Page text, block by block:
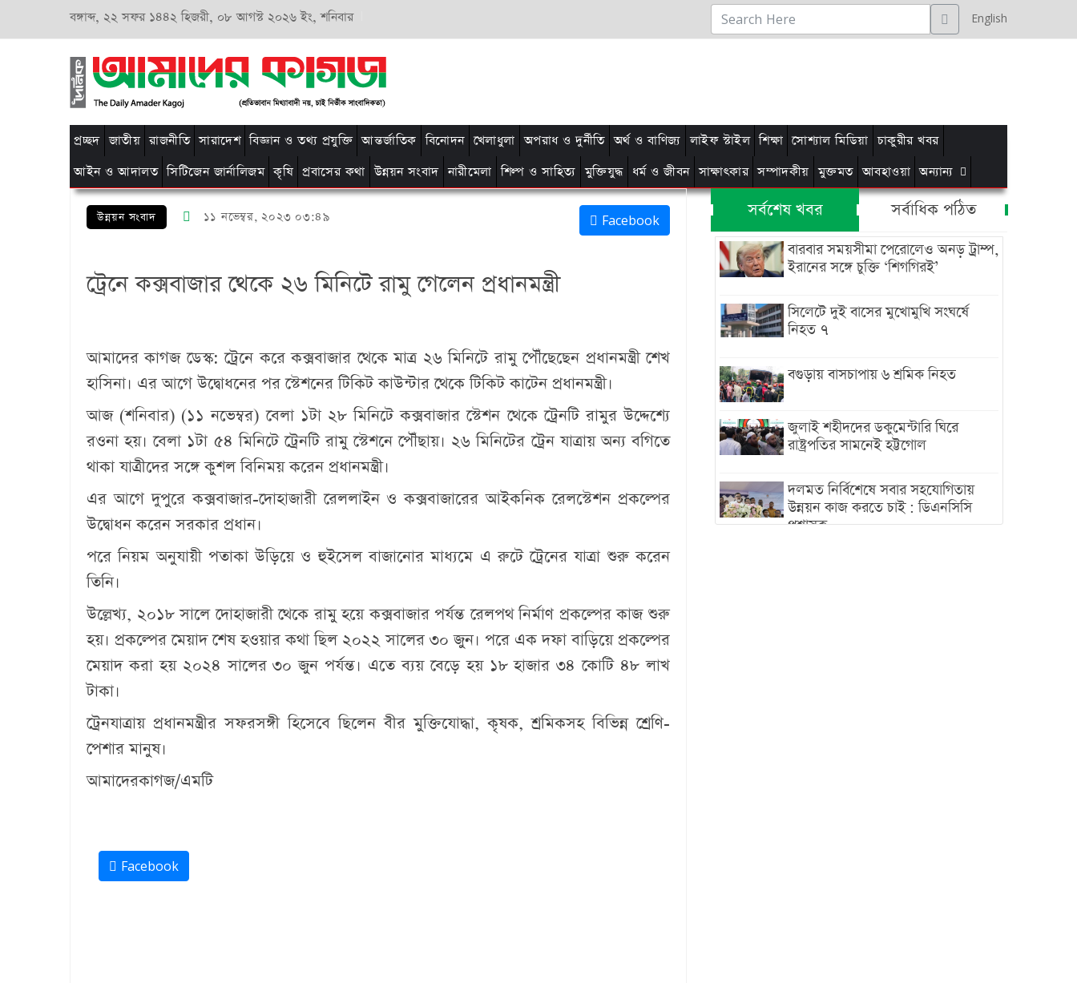
বঙ্গাব্দ, ২২ সফর ১৪৪২ হিজরী, ০৮ আগস্ট ২০২৬ ইং, শনিবার English
প্রচ্ছদ জাতীয় রাজনীতি সারাদেশ বিজ্ঞান ও তথ্য প্রযুক্তি আন্তর্জাতিক বিনোদন খেলাধুলা অপরাধ ও দুর্নীতি অর্থ ও বাণিজ্য লাইফ স্টাইল শিক্ষা সোশ্যাল মিডিয়া চাকুরীর খবর
আইন ও আদালত সিটিজেন জার্নালিজম কৃষি প্রবাসের কথা উন্নয়ন সংবাদ নারীমেলা শিল্প ও সাহিত্য মুক্তিযুদ্ধ ধর্ম ও জীবন সাক্ষাৎকার সম্পাদকীয় মুক্তমত আবহাওয়া অন্যান্য
উন্নয়ন সংবাদ ১১ নভেম্বর, ২০২৩ ০৩:৪৯ Facebook
ট্রেনে কক্সবাজার থেকে ২৬ মিনিটে রামু গেলেন প্রধানমন্ত্রী
আমাদের কাগজ ডেস্ক:ট্রেনে করে কক্সবাজার থেকে মাত্র ২৬ মিনিটে রামু পৌঁছেছেন প্রধানমন্ত্রী শেখ
হাসিনা। এর আগে উদ্বোধনের পর স্টেশনের টিকিট কাউন্টার থেকে টিকিট কাটেন প্রধানমন্ত্রী।
আজ (শনিবার) (১১ নভেম্বর) বেলা ১টা ২৮ মিনিটে কক্সবাজার স্টেশন থেকে ট্রেনটি রামুর উদ্দেশ্যে
রওনা হয়। বেলা ১টা ৫৪ মিনিটে ট্রেনটি রামু স্টেশনে পৌঁছায়। ২৬ মিনিটের ট্রেন যাত্রায় অন্য বগিতে
থাকা যাত্রীদের সঙ্গে কুশল বিনিময় করেন প্রধানমন্ত্রী।
এর আগে দুপুরে কক্সবাজার-দোহাজারী রেললাইন ও কক্সবাজারের আইকনিক রেলস্টেশন প্রকল্পের
উদ্বোধন করেন সরকার প্রধান।
পরে নিয়ম অনুযায়ী পতাকা উড়িয়ে ও হুইসেল বাজানোর মাধ্যমে এ রুটে ট্রেনের যাত্রা শুরু করেন
তিনি।
উল্লেখ্য, ২০১৮ সালে দোহাজারী থেকে রামু হয়ে কক্সবাজার পর্যন্ত রেলপথ নির্মাণ প্রকল্পের কাজ শুরু
হয়। প্রকল্পের মেয়াদ শেষ হওয়ার কথা ছিল ২০২২ সালের ৩০ জুন। পরে এক দফা বাড়িয়ে প্রকল্পের
মেয়াদ করা হয় ২০২৪ সালের ৩০ জুন পর্যন্ত। এতে ব্যয় বেড়ে হয় ১৮ হাজার ৩৪ কোটি ৪৮ লাখ
টাকা।
ট্রেনযাত্রায় প্রধানমন্ত্রীর সফরসঙ্গী হিসেবে ছিলেন বীর মুক্তিযোদ্ধা, কৃষক, শ্রমিকসহ বিভিন্ন শ্রেণি-
পেশার মানুষ।
আমাদেরকাগজ/এমটি
Facebook
সর্বশেষ খবর সর্বাধিক পঠিত
বারবার সময়সীমা পেরোলেও অনড় ট্রাম্প,
ইরানের সঙ্গে চুক্তি ‘শিগগিরই’
সিলেটে দুই বাসের মুখোমুখি সংঘর্ষে
নিহত ৭
বগুড়ায় বাসচাপায় ৬ শ্রমিক নিহত
জুলাই শহীদদের ডকুমেন্টারি ঘিরে
রাষ্ট্রপতির সামনেই হট্টগোল
দলমত নির্বিশেষে সবার সহযোগিতায়
উন্নয়ন কাজ করতে চাই : ডিএনসিসি
প্রশাসক